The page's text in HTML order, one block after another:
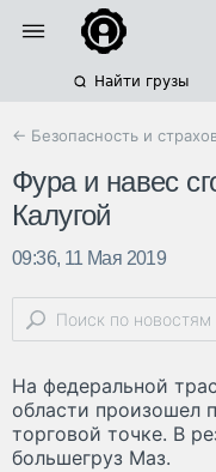
Найти грузы
← Безопасность и
Фура и навес
Калугой
09:36, 11 Мая 2019
На федеральной
области произошел
торговой точке. В
большегруз Маз.